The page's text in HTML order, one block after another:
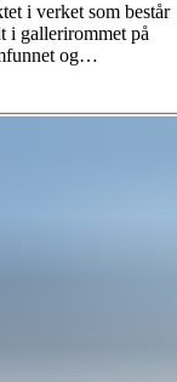
i verket som består
i gallerirommet på
og…